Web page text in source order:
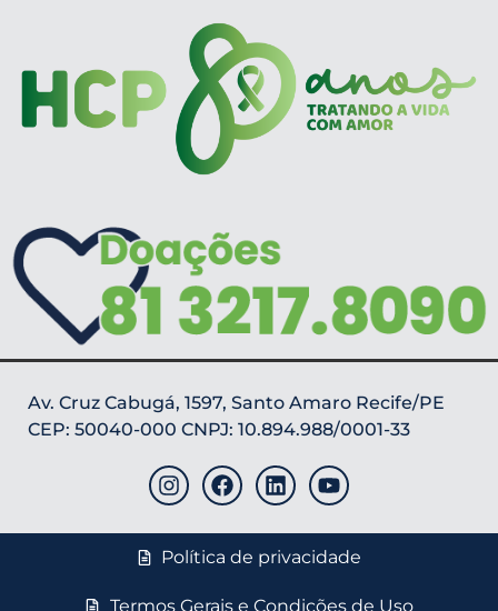
Av. Cruz Cabugá, 1597, Santo Amaro Recife/PE
CEP: 50040-000 CNPJ: 10.894.988/0001-33
Política de privacidade
Termos Gerais e Condições de Uso